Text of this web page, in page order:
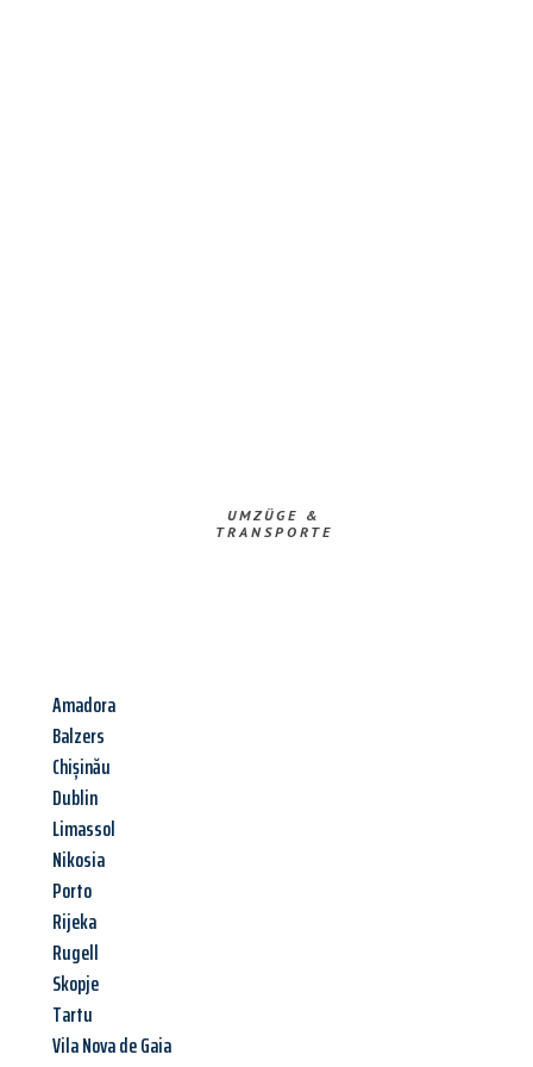
UMZÜGE &
TRANSPORTE
Amadora
Balzers
Chișinău
Dublin
Limassol
Nikosia
Porto
Rijeka
Rugell
Skopje
Tartu
Vila Nova de Gaia